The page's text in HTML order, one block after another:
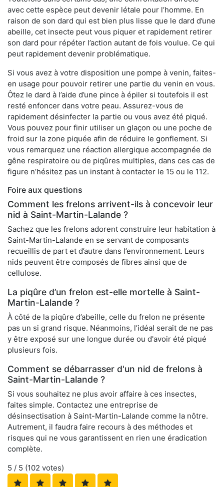
avec cette espèce peut devenir létale pour l’homme. En
raison de son dard qui est bien plus lisse que le dard d’une
abeille, cet insecte peut vous piquer et rapidement retirer
son dard pour répéter l’action autant de fois voulue. Ce qui
peut rapidement devenir problématique.
Si vous avez à votre disposition une pompe à venin, faites-
en usage pour pouvoir retirer une partie du venin en vous.
Ôtez le dard à l’aide d’une pince à épiler si toutefois il est
resté enfoncer dans votre peau. Assurez-vous de
rapidement désinfecter la partie ou vous avez été piqué.
Vous pouvez pour finir utiliser un glaçon ou une poche de
froid sur la zone piquée afin de réduire le gonflement. Si
vous remarquez une réaction allergique accompagnée de
gêne respiratoire ou de piqûres multiples, dans ces cas de
figure n’hésitez pas un instant à contacter le 15 ou le 112.
Foire aux questions
Comment les frelons arrivent-ils à concevoir leur
nid à Saint-Martin-Lalande ?
Sachez que les frelons adorent construire leur habitation à
Saint-Martin-Lalande en se servant de composants
recueillis de part et d’autre dans l’environnement. Leurs
nids peuvent être composés de fibres ainsi que de
cellulose.
La piqûre d’un frelon est-elle mortelle à Saint-
Martin-Lalande ?
À côté de la piqûre d’abeille, celle du frelon ne présente
pas un si grand risque. Néanmoins, l’idéal serait de ne pas
y être exposé sur une longue durée ou d'avoir été piqué
plusieurs fois.
Comment se débarrasser d'un nid de frelons à
Saint-Martin-Lalande ?
Si vous souhaitez ne plus avoir affaire à ces insectes,
faites simple. Contactez une entreprise de
désinsectisation à Saint-Martin-Lalande comme la nôtre.
Autrement, il faudra faire recours à des méthodes et
risques qui ne vous garantissent en rien une éradication
complète.
5 / 5 (102 votes)